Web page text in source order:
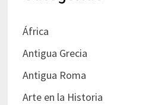
África
Antigua Grecia
Antigua Roma
Arte en la Historia